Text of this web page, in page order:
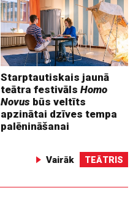
Starptautiskais jaunā
teātra festivālsHomo
Novus būs veltīts
apzinātai dzīves tempa
palēnināšanai
Vairāk TEĀTRIS